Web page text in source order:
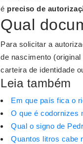
é preciso de
Qual
Para solicitar a
de nascimento
carteira de identidade
Leia também
Em que país fica o
O que é codornizes
Qual o signo de
Quantos litros cabe